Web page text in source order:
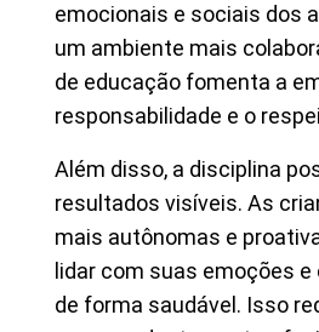
emocionais e sociais dos
um ambiente mais
de educação fomenta a
responsabilidade e o
Além disso, a disciplina
resultados visíveis. As
mais autônomas e
lidar com suas emoções
de forma saudável. Isso